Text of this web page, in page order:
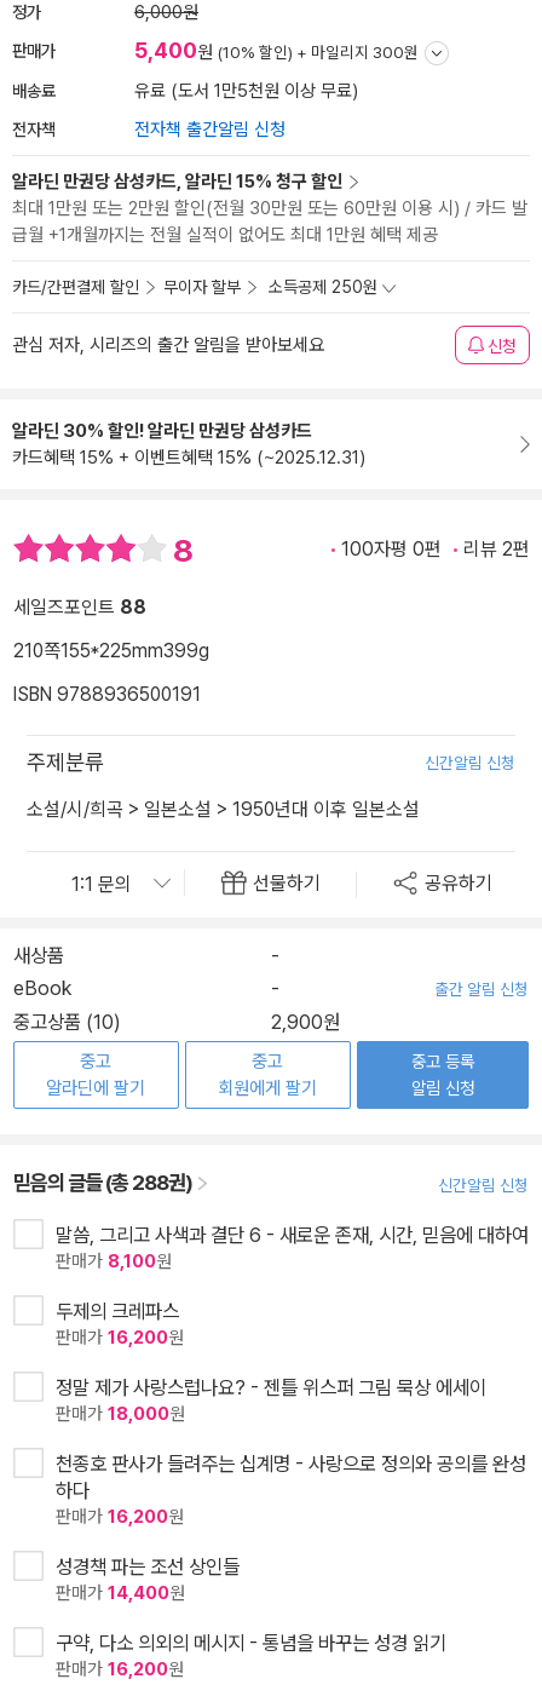
정가 6,000원
판매가 5,400원 (10% 할인) + 마일리지 300원
배송료 유료 (도서 1만5천원 이상 무료)
전자책 전자책 출간알림 신청
알라딘 만권당 삼성카드, 알라딘 15% 청구 할인
최대 1만원 또는 2만원 할인(전월 30만원 또는 60만원 이용 시) / 카드 발
급월 +1개월까지는 전월 실적이 없어도 최대 1만원 혜택 제공
카드/간편결제 할인 무이자 할부 소득공제 250원
관심 저자, 시리즈의 출간 알림을 받아보세요 신청
알라딘 30% 할인! 알라딘 만권당 삼성카드
카드혜택 15% + 이벤트혜택 15% (~2025.12.31)
8 100자평 0편 리뷰 2편
세일즈포인트 88
210쪽155*225mm399g
ISBN 9788936500191
주제분류 신간알림 신청
소설/시/희곡 > 일본소설 > 1950년대 이후 일본소설
선물하기 공유하기
새상품
-
eBook
- 출간 알림 신청
중고상품 (10) 2,900원
중고
알라딘에 팔기
중고
회원에게 팔기
중고 등록
알림 신청
믿음의 글들 (총 288권) 신간알림 신청
말씀, 그리고 사색과 결단 6 - 새로운 존재, 시간, 믿음에 대하여
판매가 8,100원
두제의 크레파스
판매가 16,200원
정말 제가 사랑스럽나요? - 젠틀 위스퍼 그림 묵상 에세이
판매가 18,000원
천종호 판사가 들려주는 십계명 - 사랑으로 정의와 공의를 완성
하다
판매가 16,200원
성경책 파는 조선 상인들
판매가 14,400원
구약, 다소 의외의 메시지 - 통념을 바꾸는 성경 읽기
판매가 16,200원